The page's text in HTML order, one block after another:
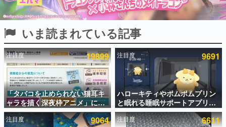
連載・特集一覧
殿堂入り記事
SNS拡散数が数千以上！ ページビュー数万以上！ などな
ど。多くの人々に読まれた、電ファミ渾身の“殿堂入り”記
事をまとめました。
ゲームの企画書
名作ゲームクリエイターの方々に製作時のエピソードをお
聞きし、ヒットする企画（ゲーム）とは何か？を探ってい
きます。
赫本
この物語を解いてはいけない。『赫本』は、〈試験問題〉
いま読まれている記事
注目度 19899
「タバコを止められない猫耳キ
ャラを描く深夜枠アニメ」に視
聴者の一部から批判意見。違法
薬物の使用と思しき描写も含め
注目度 9691
ハローキティやポムポムプリン
と眠れる睡眠サポートアプリ
『ゆめたび』が配信中。キャラ
ごとのASMRや目覚ましアラー
注目度 9064 注目度 6611